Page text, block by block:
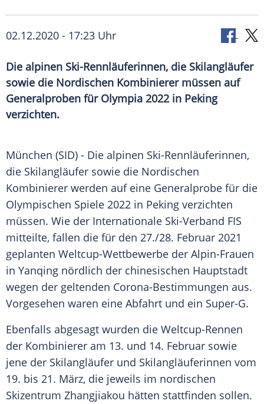
02.12.2020 - 17:23 Uhr
Die alpinen Ski-Rennläuferinnen, die Skilangläufer
sowie die Nordischen Kombinierer müssen auf
Generalproben für Olympia 2022 in Peking
verzichten.
München (SID) - Die alpinen Ski-Rennläuferinnen,
die Skilangläufer sowie die Nordischen
Kombinierer werden auf eine Generalprobe für die
Olympischen Spiele 2022 in Peking verzichten
müssen. Wie der Internationale Ski-Verband FIS
mitteilte, fallen die für den 27./28. Februar 2021
geplanten Weltcup-Wettbewerbe der Alpin-Frauen
in Yanqing nördlich der chinesischen Hauptstadt
wegen der geltenden Corona-Bestimmungen aus.
Vorgesehen waren eine Abfahrt und ein Super-G.
Ebenfalls abgesagt wurden die Weltcup-Rennen
der Kombinierer am 13. und 14. Februar sowie
jene der Skilangläufer und Skilangläuferinnen vom
19. bis 21. März, die jeweils im nordischen
Skizentrum Zhangjiakou hätten stattfinden sollen.